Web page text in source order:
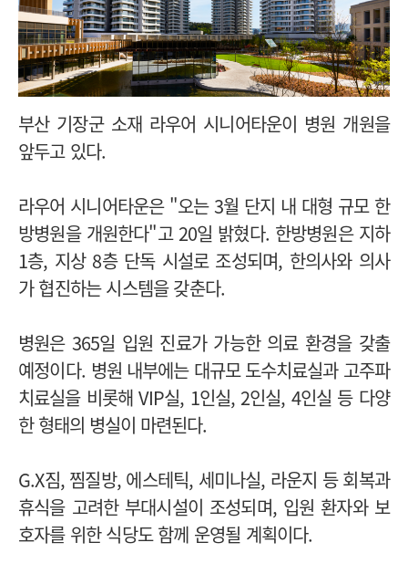
부산 기장군 소재 라우어 시니어타운이 병원 개원을
앞두고 있다.
라우어 시니어타운은 "오는 3월 단지 내 대형 규모 한
방병원을 개원한다"고 20일 밝혔다. 한방병원은 지하
1층, 지상 8층 단독 시설로 조성되며, 한의사와 의사
가 협진하는 시스템을 갖춘다.
병원은 365일 입원 진료가 가능한 의료 환경을 갖출
예정이다. 병원 내부에는 대규모 도수치료실과 고주파
치료실을 비롯해 VIP실, 1인실, 2인실, 4인실 등 다양
한 형태의 병실이 마련된다.
G.X짐, 찜질방, 에스테틱, 세미나실, 라운지 등 회복과
휴식을 고려한 부대시설이 조성되며, 입원 환자와 보
호자를 위한 식당도 함께 운영될 계획이다.